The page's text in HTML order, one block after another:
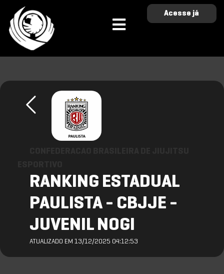
Acesse já
RANKING ESTADUAL
PAULISTA - CBJJE -
JUVENIL NOGI
ATUALIZADO EM 13/12/2025 04:12:53